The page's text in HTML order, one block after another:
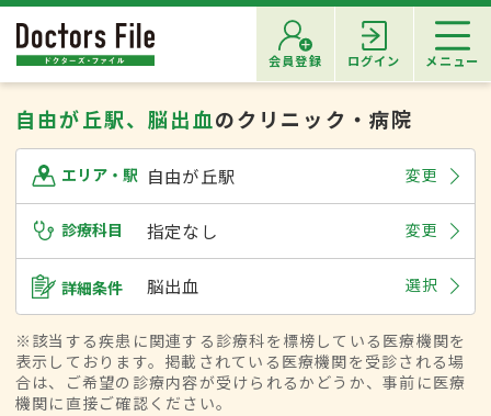
会員登録 ログイン メニュー
自由が丘駅、脳出血のクリニック・病院
エリア・駅 自由が丘駅 変更
診療科目 指定なし 変更
詳細条件 脳出血 選択
※該当する疾患に関連する診療科を標榜している医療機関を
表示しております。掲載されている医療機関を受診される場
合は、ご希望の診療内容が受けられるかどうか、事前に医療
機関に直接ご確認ください。